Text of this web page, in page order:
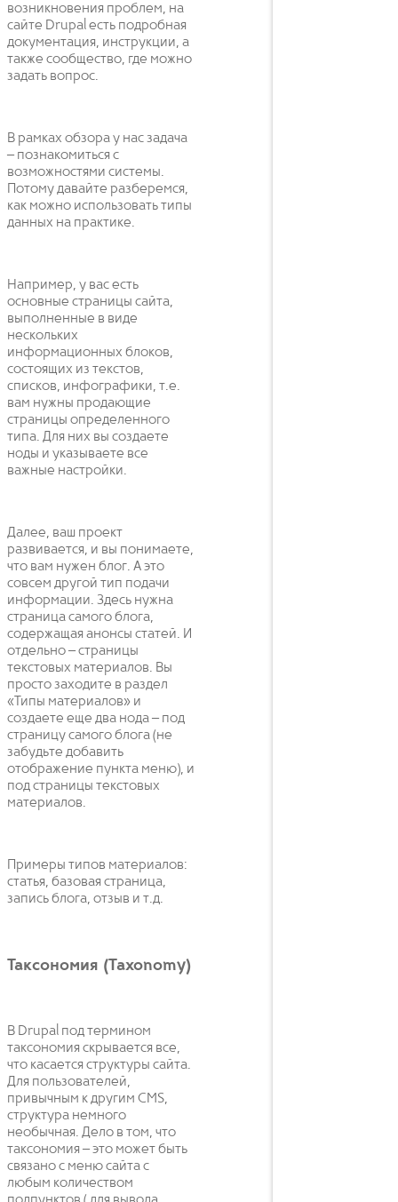
возникновения проблем, на
сайте Drupal есть подробная
документация, инструкции, а
также сообщество, где можно
задать вопрос.
В рамках обзора у нас задача
– познакомиться с
возможностями системы.
Потому давайте разберемся,
как можно использовать типы
данных на практике.
Например, у вас есть
основные страницы сайта,
выполненные в виде
нескольких
информационных блоков,
состоящих из текстов,
списков, инфографики, т.е.
вам нужны продающие
страницы определенного
типа. Для них вы создаете
ноды и указываете все
важные настройки.
Далее, ваш проект
развивается, и вы понимаете,
что вам нужен блог. А это
совсем другой тип подачи
информации. Здесь нужна
страница самого блога,
содержащая анонсы статей. И
отдельно – страницы
текстовых материалов. Вы
просто заходите в раздел
«Типы материалов» и
создаете еще два нода – под
страницу самого блога (не
забудьте добавить
отображение пункта меню), и
под страницы текстовых
материалов.
Примеры типов материалов:
статья, базовая страница,
запись блога, отзыв и т.д.
Таксономия (Taxonomy)
В Drupal под термином
таксономия скрывается все,
что касается структуры сайта.
Для пользователей,
привычным к другим CMS,
структура немного
необычная. Дело в том, что
таксономия – это может быть
связано с меню сайта с
любым количеством